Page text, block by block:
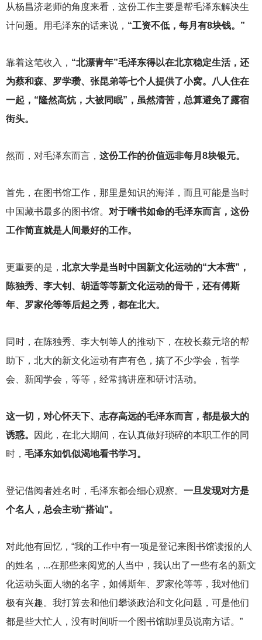
从杨昌济老师的角度来看，这份工作主要是帮毛泽东解决生
计问题。用毛泽东的话来说， “工资不低，每月有8块钱。”
靠着这笔收入， “北漂青年”毛泽东得以在北京稳定生活，还
为蔡和森、罗学瓒、张昆弟等七个人提供了小窝。八人住在
一起，“隆然高炕，大被同眠”，虽然清苦，总算避免了露宿
街头。
然而，对毛泽东而言， 这份工作的价值远非每月8块银元。
首先，在图书馆工作，那里是知识的海洋，而且可能是当时
中国藏书最多的图书馆。 对于嗜书如命的毛泽东而言，这份
工作简直就是人间最好的工作。
更重要的是， 北京大学是当时中国新文化运动的“大本营”，
陈独秀、李大钊、胡适等等新文化运动的骨干，还有傅斯
年、罗家伦等等后起之秀，都在北大。
同时，在陈独秀、李大钊等人的推动下，在校长蔡元培的帮
助下，北大的新文化运动有声有色，搞了不少学会，哲学
会、新闻学会，等等，经常搞讲座和研讨活动。
这一切，对心怀天下、志存高远的毛泽东而言，都是极大的
诱惑。
因此，在北大期间，在认真做好琐碎的本职工作的同
时， 毛泽东如饥似渴地看书学习。
登记借阅者姓名时，毛泽东都会细心观察。 一旦发现对方是
个名人，总会主动“搭讪”。
对此他有回忆，“我的工作中有一项是登记来图书馆读报的人
的姓名，...在那些来阅览的人当中，我认出了一些有名的新文
化运动头面人物的名字，如傅斯年、罗家伦等等，我对他们
极有兴趣。我打算去和他们攀谈政治和文化问题，可是他们
都是些大忙人，没有时间听一个图书馆助理员说南方话。”